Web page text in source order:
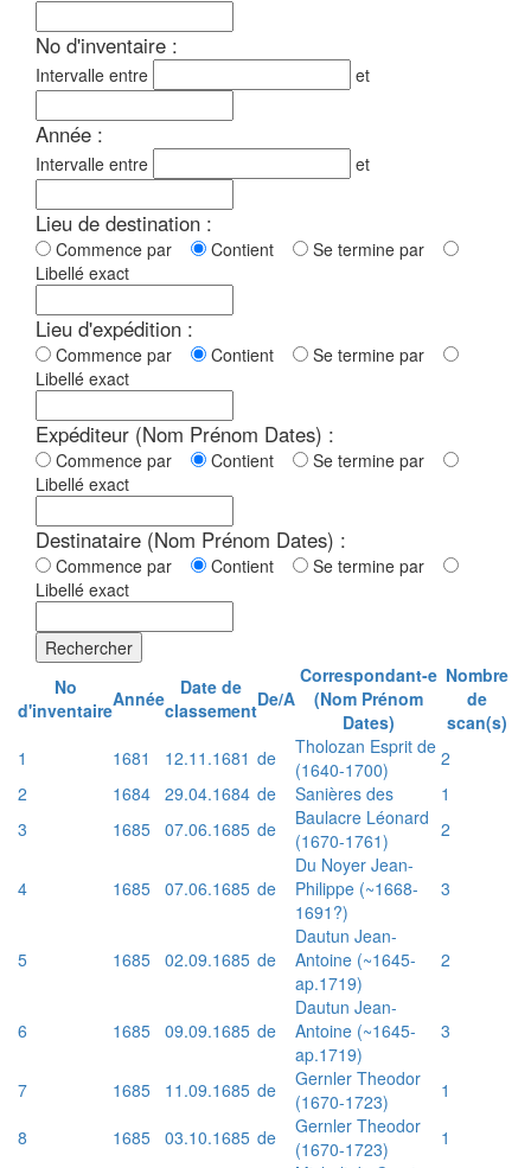
No d'inventaire :
Intervalle entre et
Année :
Intervalle entre et
Lieu de destination :
Commence par Contient
Se termine par
Libellé exact
Lieu d'expédition :
Commence par Contient
Se termine par
Libellé exact
Expéditeur (Nom Prénom Dates) :
Commence par Contient
Se termine par
Libellé exact
Destinataire (Nom Prénom Dates) :
Commence par Contient
Se termine par
Libellé exact
Rechercher
No
d'inventaireAnnée
Date de
classementDe/A
Correspondant-e
(Nom Prénom
Dates)
Nombre
de
scan(s)
1
1681 12.11.1681 de
Tholozan Esprit de
(1640-1700)
2
2
1684 29.04.1684 de Sanières des
1
3
1685 07.06.1685 de
Baulacre Léonard
(1670-1761)
2
4 1685 07.06.1685 de
Du Noyer Jean-
Philippe (~1668-
1691?)
3
5 1685 02.09.1685 de
Dautun Jean-
Antoine (~1645-
ap.1719)
2
6 1685 09.09.1685 de
Dautun Jean-
Antoine (~1645-
ap.1719)
3
7 1685 11.09.1685 de
Gernler Theodor
(1670-1723)
1
8
1685 03.10.1685 de
Gernler Theodor
(1670-1723)
1